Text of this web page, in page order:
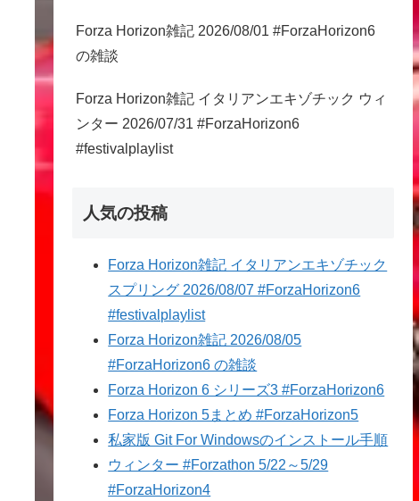
Forza Horizon雑記 2026/08/01 #ForzaHorizon6
の雑談
Forza Horizon雑記 イタリアンエキゾチック ウィ
ンター 2026/07/31 #ForzaHorizon6
#festivalplaylist
人気の投稿
Forza Horizon雑記 イタリアンエキゾチック
スプリング 2026/08/07 #ForzaHorizon6
#festivalplaylist
Forza Horizon雑記 2026/08/05
#ForzaHorizon6 の雑談
Forza Horizon 6 シリーズ3 #ForzaHorizon6
Forza Horizon 5まとめ #ForzaHorizon5
私家版 Git For Windowsのインストール手順
ウィンター #Forzathon 5/22～5/29
#ForzaHorizon4